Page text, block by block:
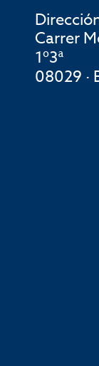
Carrer
1º3ª
08029 ·